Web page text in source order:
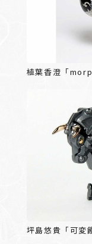
植葉香澄「
坪島悠貴「可変